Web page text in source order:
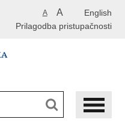
English
A A
Prilagodba pristupačnosti